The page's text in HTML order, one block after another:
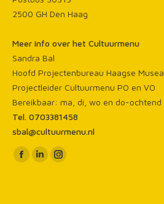
2500 GH Den Haag
Meer info over het Cultuurmenu
Sandra Bal
Hoofd Projectenbureau Haagse Musea
Projectleider Cultuurmenu PO en VO
Bereikbaar: ma, di, wo en do-ochtend
Tel. 0703381458
sbal@cultuurmenu.nl
Vind ons op:
Facebook
LinkedinInstagram